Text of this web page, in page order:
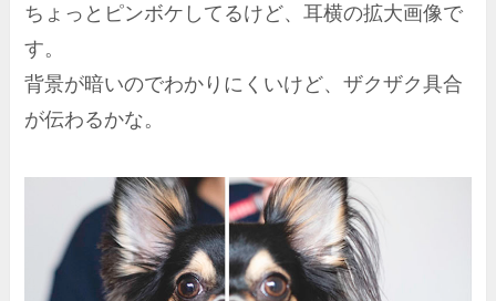
ちょっとピンボケしてるけど、耳横の拡大画像で
す。
背景が暗いのでわかりにくいけど、ザクザク具合
が伝わるかな。